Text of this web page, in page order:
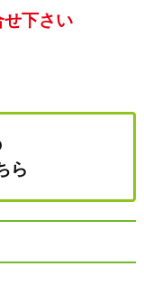
せ下さい
ら